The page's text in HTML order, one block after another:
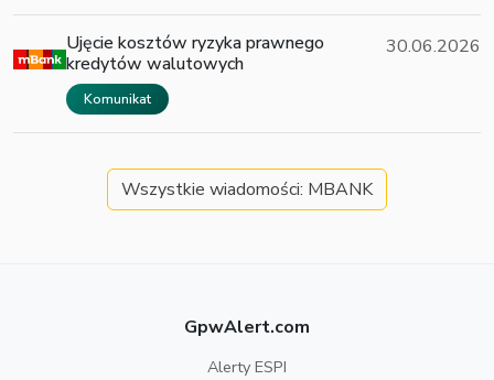
Ujęcie kosztów ryzyka prawnego
kredytów walutowych
Komunikat
30.06.2026
Wszystkie wiadomości: MBANK
GpwAlert.com
Alerty ESPI